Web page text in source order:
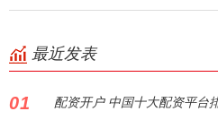
最近发表
01 配资开户 中国十大配资平台